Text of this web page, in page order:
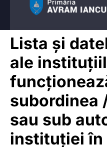
Lista și
ale
subordinea
sau sub
instituției în